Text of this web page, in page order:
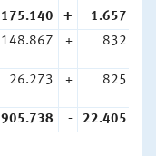
175.140 + 1.657
148.867 + 832
26.273 + 825
905.738 - 22.405